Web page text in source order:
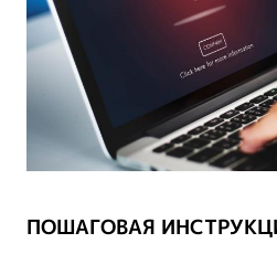
ПОШАГОВАЯ